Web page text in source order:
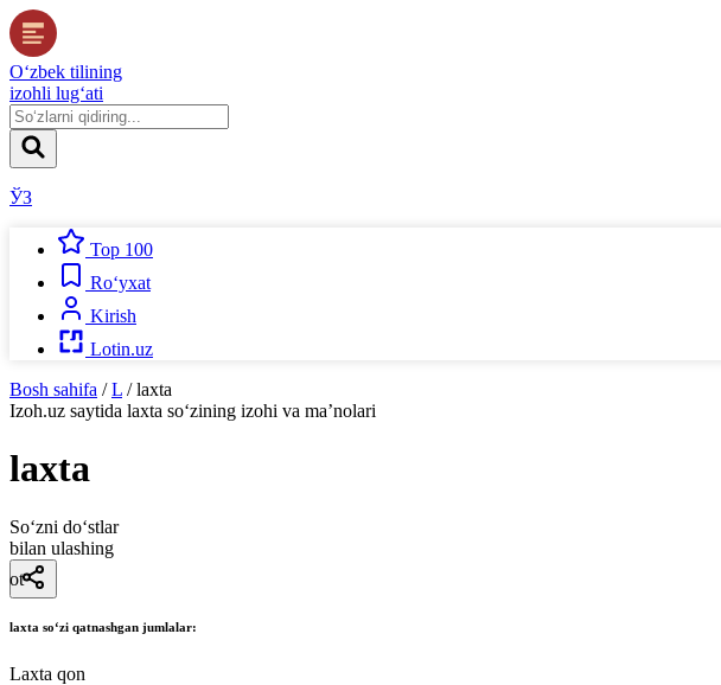
O‘zbek tilining
izohli lug‘ati
ЎЗ
Top 100
Ro‘yxat
Kirish
Lotin.uz
Bosh sahifa / L / laxta
Izoh.uz saytida laxta so‘zining izohi va ma’nolari
laxta
So‘zni do‘stlar
bilan ulashing
ot
laxta soʻzi qatnashgan jumlalar:
Laxta qon